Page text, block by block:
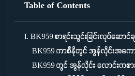
Table of Contents
I. BK959 စာရင်းသွင်းခြင်းလုပ်ဆောင်
BK959 ကာစီနိုတွင် အွန်လိုင်းအက
BK959 တွင် အွန်လိုင်း လောင်